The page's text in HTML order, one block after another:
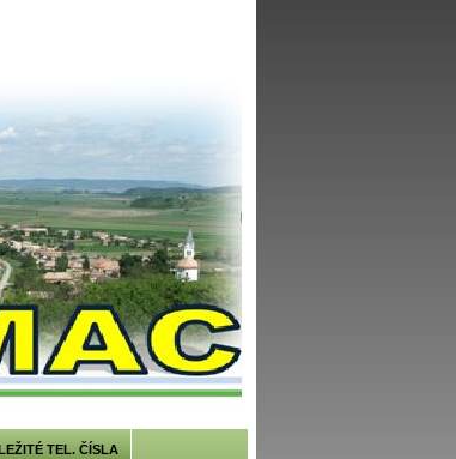
TEL. ČÍSLA